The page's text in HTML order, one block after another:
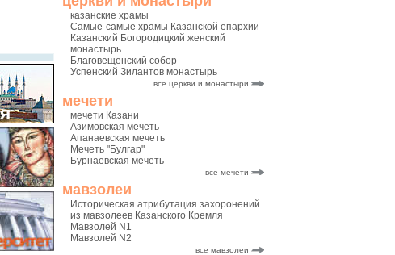
казанские храмы
Самые-самые храмы Казанской епархии
Казанский Богородицкий женский
монастырь
Благовещенский собор
Успенский Зилантов монастырь
все церкви и монастыри
мечети
мечети Казани
Азимовская мечеть
Апанаевская мечеть
Мечеть "Булгар"
Бурнаевская мечеть
все мечети
мавзолеи
Историческая атрибутация захоронений
из мавзолеев Казанского Кремля
Мавзолей N1
Мавзолей N2
все мавзолеи